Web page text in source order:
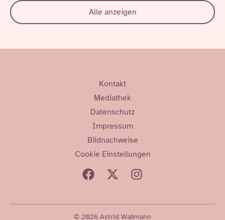
Alle anzeigen
Kontakt
Mediathek
Datenschutz
Impressum
Bildnachweise
Cookie Einstellungen
© 2026 Astrid Wallmann